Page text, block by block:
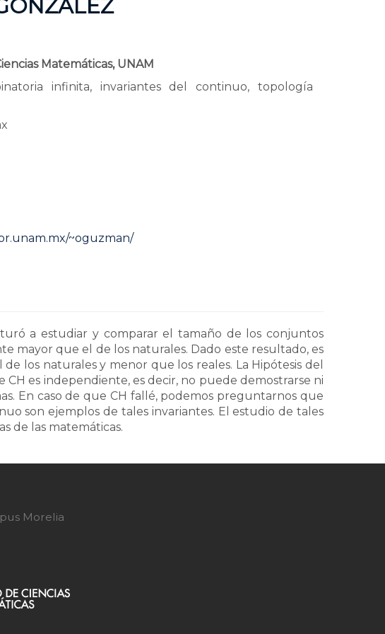
Matemáticas, UNAM
infinita, invariantes del continuo, topología
~oguzman/
a estudiar y comparar el tamaño de los conjuntos
mayor que el de los naturales. Dado este resultado, es
los naturales y menor que los reales. La Hipótesis del
es independiente, es decir, no puede demostrarse ni
En caso de que CH fallé, podemos preguntarnos que
son ejemplos de tales invariantes. El estudio de tales
de las matemáticas.
Morelia